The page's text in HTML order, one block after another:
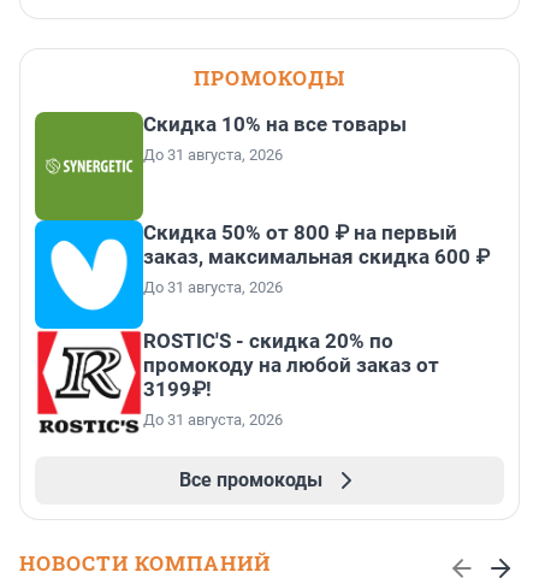
ПРОМОКОДЫ
Скидка 10% на все товары
До 31 августа, 2026
Скидка 50% от 800 ₽ на первый
заказ, максимальная скидка 600 ₽
До 31 августа, 2026
ROSTIC'S - скидка 20% по
промокоду на любой заказ от
3199₽!
До 31 августа, 2026
Все промокоды
НОВОСТИ КОМПАНИЙ